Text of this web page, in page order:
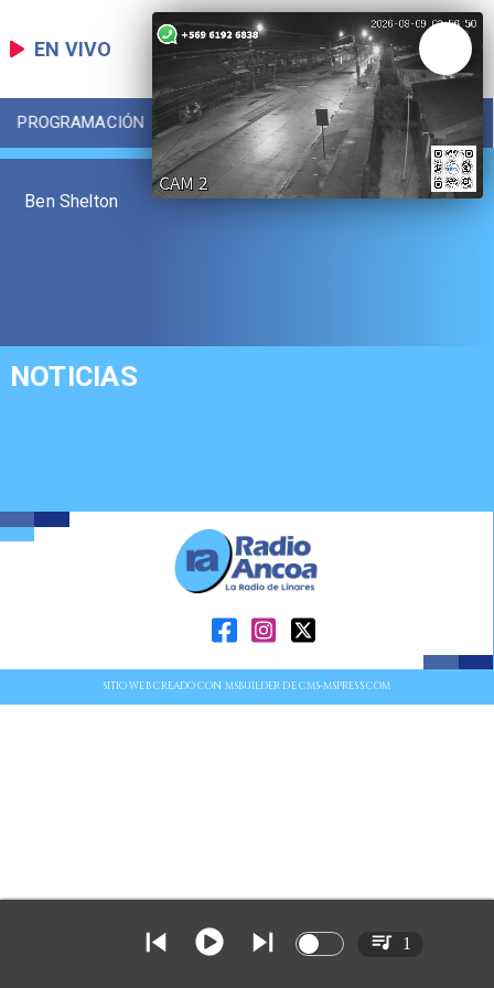
EN VIVO
PROGRAMACIÓN LOCAL DEPORTES
Ben Shelton
NOTICIAS
SITIO WEB CREADO CON MSBUILDER DE CMS-MSPRESS.COM
1